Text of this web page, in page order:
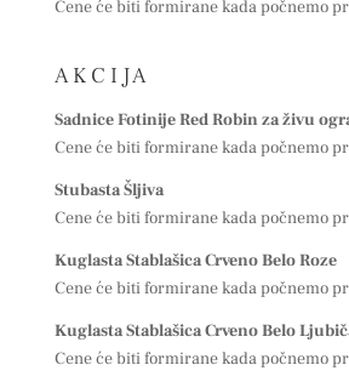
Cene će biti formirane kada počnemo
A K C I J A
Sadnice Fotinije Red Robin za živu
Cene će biti formirane kada počnemo
Stubasta Šljiva
Cene će biti formirane kada počnemo
Kuglasta Stablašica Crveno Belo Roze
Cene će biti formirane kada počnemo
Kuglasta Stablašica Crveno Belo
Cene će biti formirane kada počnemo